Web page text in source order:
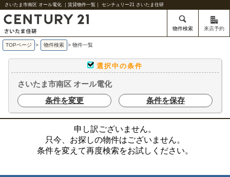
さいたま市南区 オール電化 ｜賃貸物件一覧｜ センチュリー21 さいたま住研
物件検索 来店予約
TOPページ > 物件検索 > 物件一覧
選択中の条件
さいたま市南区 オール電化
条件を変更
条件を保存
申し訳ございません。
只今、お探しの物件はございません。
条件を変えて再度検索をお試しください。